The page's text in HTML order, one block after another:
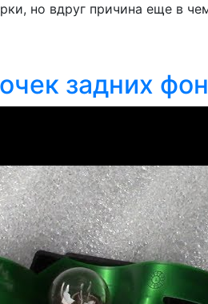
но вдруг причина еще в
задних